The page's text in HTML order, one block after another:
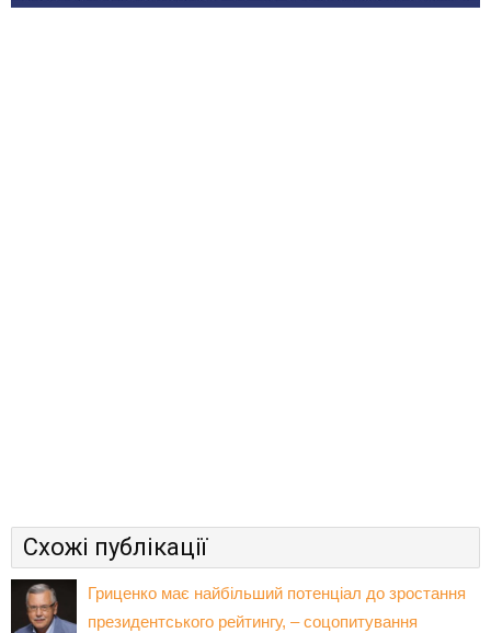
Схожі публікації
Гриценко має найбільший потенціал до зростання
президентського рейтингу, – соцопитування